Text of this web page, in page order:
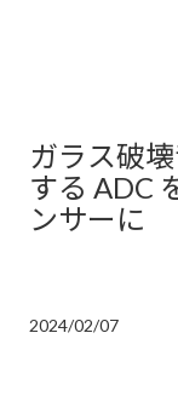
ガラス破
する ADC
ンサーに
2024/02/07